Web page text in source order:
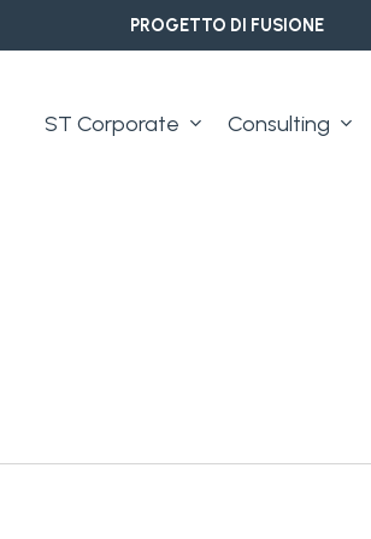
PROGETTO DI FUSIONE
ST Corporate Consulting